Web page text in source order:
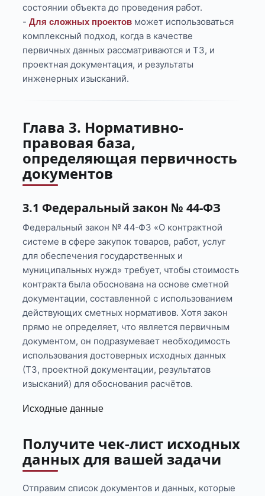
состоянии объекта до проведения работ.
-Для сложных проектов может использоваться
комплексный подход, когда в качестве
первичных данных рассматриваются и ТЗ, и
проектная документация, и результаты
инженерных изысканий.
Глава 3. Нормативно-
правовая база,
определяющая первичность
документов
3.1 Федеральный закон № 44‑ФЗ
Федеральный закон № 44‑ФЗ «О контрактной
системе в сфере закупок товаров, работ, услуг
для обеспечения государственных и
муниципальных нужд» требует, чтобы стоимость
контракта была обоснована на основе сметной
документации, составленной с использованием
действующих сметных нормативов. Хотя закон
прямо не определяет, что является первичным
документом, он подразумевает необходимость
использования достоверных исходных данных
(ТЗ, проектной документации, результатов
изысканий) для обоснования расчётов.
Исходные данные
Получите чек-лист исходных
данных для вашей задачи
Отправим список документов и данных, которые